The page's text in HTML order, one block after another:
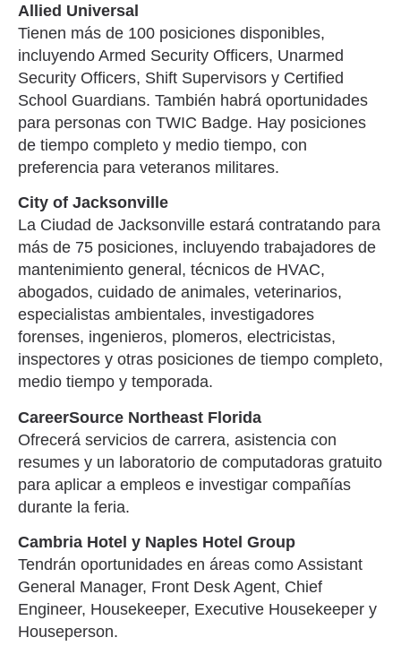
Allied Universal
Tienen más de 100 posiciones disponibles,
incluyendo Armed Security Officers, Unarmed
Security Officers, Shift Supervisors y Certified
School Guardians. También habrá oportunidades
para personas con TWIC Badge. Hay posiciones
de tiempo completo y medio tiempo, con
preferencia para veteranos militares.
City of Jacksonville
La Ciudad de Jacksonville estará contratando para
más de 75 posiciones, incluyendo trabajadores de
mantenimiento general, técnicos de HVAC,
abogados, cuidado de animales, veterinarios,
especialistas ambientales, investigadores
forenses, ingenieros, plomeros, electricistas,
inspectores y otras posiciones de tiempo completo,
medio tiempo y temporada.
CareerSource Northeast Florida
Ofrecerá servicios de carrera, asistencia con
resumes y un laboratorio de computadoras gratuito
para aplicar a empleos e investigar compañías
durante la feria.
Cambria Hotel y Naples Hotel Group
Tendrán oportunidades en áreas como Assistant
General Manager, Front Desk Agent, Chief
Engineer, Housekeeper, Executive Housekeeper y
Houseperson.